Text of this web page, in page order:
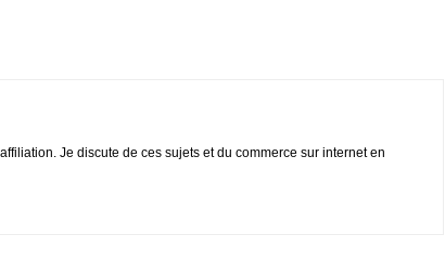
Je discute de ces sujets et du commerce sur internet en